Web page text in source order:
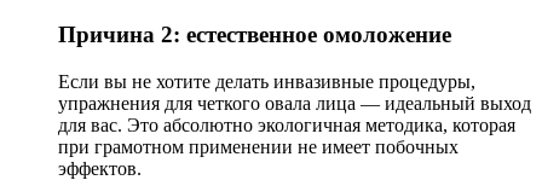
Причина 2: естественное омоложение
Если вы не хотите делать инвазивные процедуры,
упражнения для четкого овала лица — идеальный выход
для вас. Это абсолютно экологичная методика, которая
при грамотном применении не имеет побочных
эффектов.